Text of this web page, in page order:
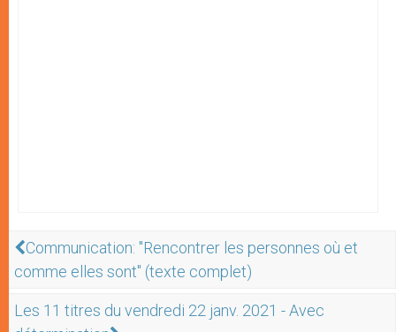
Communication: "Rencontrer les personnes où et
comme elles sont" (texte complet)
Les 11 titres du vendredi 22 janv. 2021 - Avec